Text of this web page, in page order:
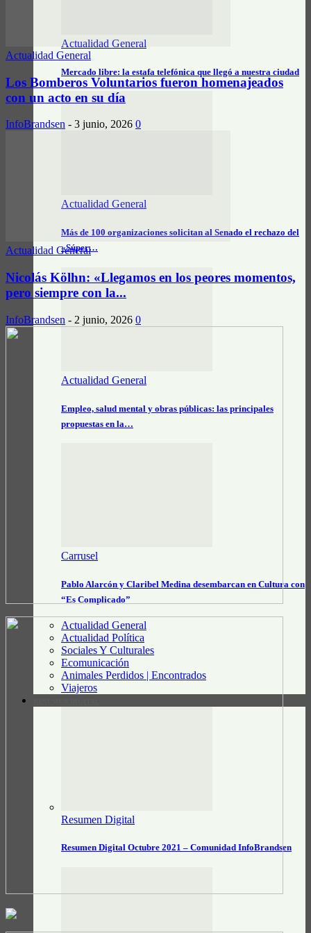
Actualidad General
Mercado libre: la estafa telefónica que llegó a nuestra ciudad
Actualidad General
Más de 100 organizaciones solicitan al Senado el rechazo del
«Súper…
Actualidad General
Empleo, salud mental y obras públicas: las principales
propuestas en la…
Carrusel
Pablo Alarcón y Claribel Medina desembarcan en Cultura con
“Es Complicado”
Actualidad General
Actualidad Política
Sociales Y Culturales
Ecomunicación
Animales Perdidos | Encontrados
Viajeros
Resumen Digital
Resumen Digital Octubre 2021 – Comunidad InfoBrandsen
Actualidad General
Los Bomberos Voluntarios fueron homenajeados
con un acto en su día
InfoBrandsen - 3 junio, 2026 0
Actualidad General
Nicolás Kölhn: «Llegamos en los peores momentos,
pero siempre con la...
InfoBrandsen - 2 junio, 2026 0